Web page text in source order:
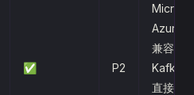
✅ P2
Azure
兼容：
Kafka
直接使